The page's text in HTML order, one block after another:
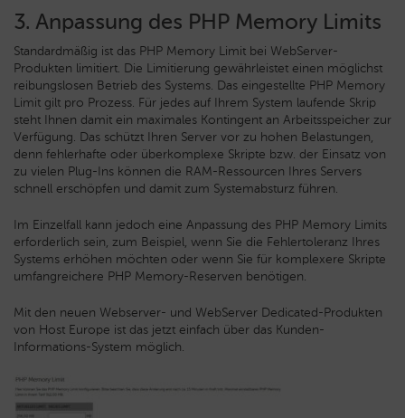
3. Anpassung des PHP Memory Limits
Standardmäßig ist das PHP Memory Limit bei WebServer-
Produkten limitiert. Die Limitierung gewährleistet einen möglichst
reibungslosen Betrieb des Systems. Das eingestellte PHP Memory
Limit gilt pro Prozess. Für jedes auf Ihrem System laufende Skrip
steht Ihnen damit ein maximales Kontingent an Arbeitsspeicher zur
Verfügung. Das schützt Ihren Server vor zu hohen Belastungen,
denn fehlerhafte oder überkomplexe Skripte bzw. der Einsatz von
zu vielen Plug-Ins können die RAM-Ressourcen Ihres Servers
schnell erschöpfen und damit zum Systemabsturz führen.
Im Einzelfall kann jedoch eine Anpassung des PHP Memory Limits
erforderlich sein, zum Beispiel, wenn Sie die Fehlertoleranz Ihres
Systems erhöhen möchten oder wenn Sie für komplexere Skripte
umfangreichere PHP Memory-Reserven benötigen.
Mit den neuen Webserver- und WebServer Dedicated-Produkten
von Host Europe ist das jetzt einfach über das Kunden-
Informations-System möglich.